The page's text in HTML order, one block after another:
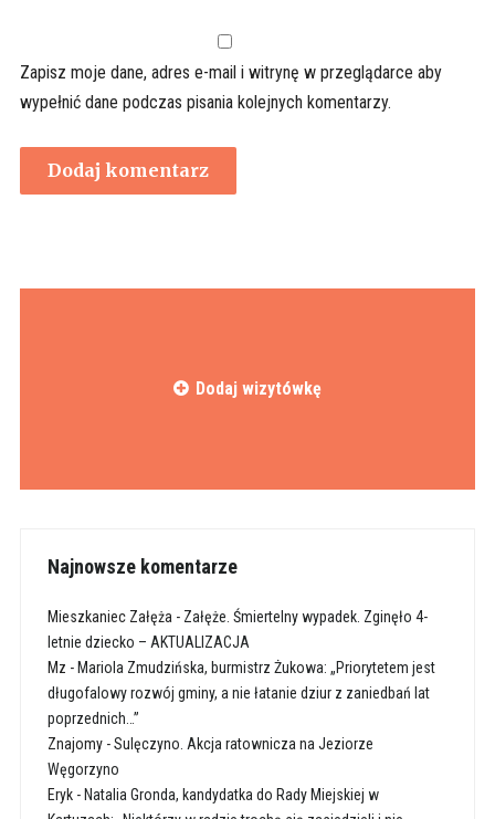
Zapisz moje dane, adres e-mail i witrynę w przeglądarce aby
wypełnić dane podczas pisania kolejnych komentarzy.
Dodaj wizytówkę
Najnowsze komentarze
Mieszkaniec Załęża - Załęże. Śmiertelny wypadek. Zginęło 4-
letnie dziecko – AKTUALIZACJA
Mz - Mariola Zmudzińska, burmistrz Żukowa: „Priorytetem jest
długofalowy rozwój gminy, a nie łatanie dziur z zaniedbań lat
poprzednich…”
Znajomy-Sulęczyno. Akcja ratownicza na Jeziorze
Węgorzyno
Eryk- Natalia Gronda, kandydatka do Rady Miejskiej w